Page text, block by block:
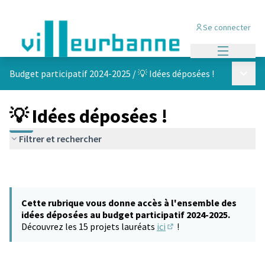
Se connecter
Budget participatif 2024-2025 /💡 Idées déposées !
💡 Idées déposées !
Filtrer et rechercher
Cette rubrique vous donne accès à l'ensemble des
idées déposées au budget participatif 2024-2025.
Découvrez les 15 projets lauréats ici !